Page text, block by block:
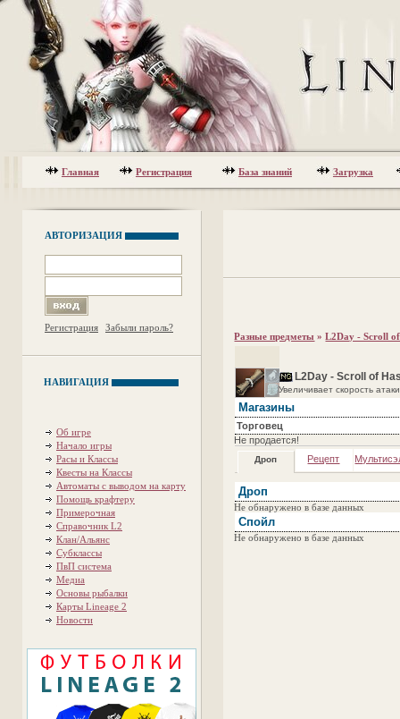
Главная Регистрация База знаний Загрузка
АВТОРИЗАЦИЯ
Регистрация Забыли пароль?
НАВИГАЦИЯ
Об игре
Начало игры
Расы и Классы
Квесты на Классы
Автоматы с выводом на карту
Помощь крафтеру
Примерочная
Справочник L2
Клан/Альянс
Субклассы
ПвП система
Медиа
Основы рыбалки
Карты Lineage 2
Новости
Разные предметы »L2Day - Scroll
L2Day - Scroll of
Увеличивает скорость
Магазины
Торговец
Не продается!
Дроп Рецепт
Дроп
Не обнаружено в базе данных
Спойл
Не обнаружено в базе данных